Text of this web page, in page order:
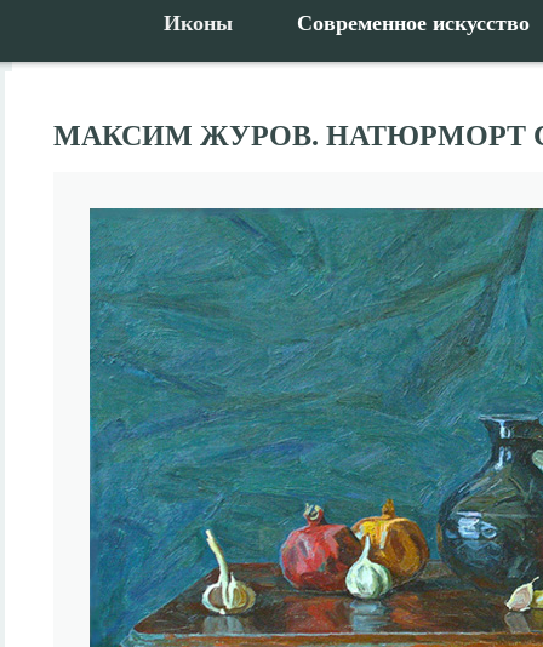
Иконы Современное искусство
МАКСИМ ЖУРОВ. НАТЮРМОРТ